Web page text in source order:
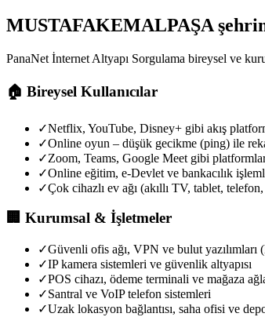
MUSTAFAKEMALPAŞA
PanaNet İnternet Altyapı Sorgulama bireysel ve
🏠 Bireysel Kullanıcılar
✓Netflix, YouTube, Disney+ gibi akış
✓Online oyun – düşük gecikme (ping) ile
✓Zoom, Teams, Google Meet gibi
✓Online eğitim, e-Devlet ve bankacılık
✓Çok cihazlı ev ağı (akıllı TV, tablet,
🏢 Kurumsal & İşletmeler
✓Güvenli ofis ağı, VPN ve bulut yazılımları
✓IP kamera sistemleri ve güvenlik altyapısı
✓POS cihazı, ödeme terminali ve mağaza
✓Santral ve VoIP telefon sistemleri
✓Uzak lokasyon bağlantısı, saha ofisi ve